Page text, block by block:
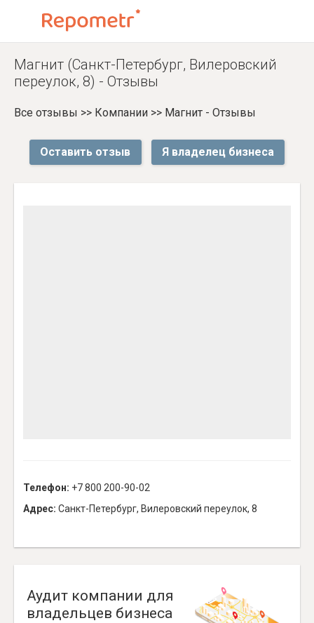
Магнит (Санкт-Петербург, Вилеровский
переулок, 8) - Отзывы
Все отзывы >> Компании >> Магнит - Отзывы
Оставить отзыв Я владелец бизнеса
Телефон: +7 800 200-90-02
Адрес: Санкт-Петербург, Вилеровский переулок, 8
Аудит компании для
владельцев бизнеса